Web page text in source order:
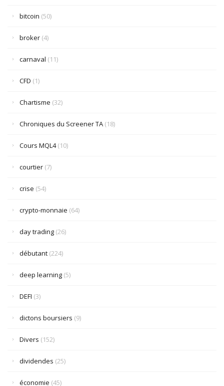
bitcoin (50)
broker (4)
carnaval (11)
CFD (1)
Chartisme (32)
Chroniques du Screener TA (18)
Cours MQL4(10)
courtier (7)
crise (54)
crypto-monnaie (64)
day trading (26)
débutant (224)
deep learning (5)
DEFI (3)
dictons boursiers (9)
Divers (152)
dividendes (25)
économie (45)